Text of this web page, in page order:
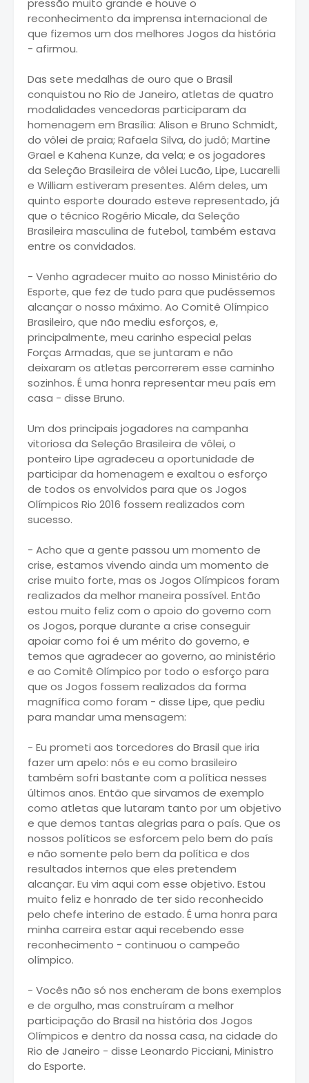
pressão muito grande e houve o
reconhecimento da imprensa internacional de
que fizemos um dos melhores Jogos da história
- afirmou.
Das sete medalhas de ouro que o Brasil
conquistou no Rio de Janeiro, atletas de quatro
modalidades vencedoras participaram da
homenagem em Brasília: Alison e Bruno Schmidt,
do vôlei de praia; Rafaela Silva, do judô; Martine
Grael e Kahena Kunze, da vela; e os jogadores
da Seleção Brasileira de vôlei Lucão, Lipe, Lucarelli
e William estiveram presentes. Além deles, um
quinto esporte dourado esteve representado, já
que o técnico Rogério Micale, da Seleção
Brasileira masculina de futebol, também estava
entre os convidados.
- Venho agradecer muito ao nosso Ministério do
Esporte, que fez de tudo para que pudéssemos
alcançar o nosso máximo. Ao Comitê Olímpico
Brasileiro, que não mediu esforços, e,
principalmente, meu carinho especial pelas
Forças Armadas, que se juntaram e não
deixaram os atletas percorrerem esse caminho
sozinhos. É uma honra representar meu país em
casa - disse Bruno.
Um dos principais jogadores na campanha
vitoriosa da Seleção Brasileira de vôlei, o
ponteiro Lipe agradeceu a oportunidade de
participar da homenagem e exaltou o esforço
de todos os envolvidos para que os Jogos
Olímpicos Rio 2016 fossem realizados com
sucesso.
- Acho que a gente passou um momento de
crise, estamos vivendo ainda um momento de
crise muito forte, mas os Jogos Olímpicos foram
realizados da melhor maneira possível. Então
estou muito feliz com o apoio do governo com
os Jogos, porque durante a crise conseguir
apoiar como foi é um mérito do governo, e
temos que agradecer ao governo, ao ministério
e ao Comitê Olímpico por todo o esforço para
que os Jogos fossem realizados da forma
magnífica como foram - disse Lipe, que pediu
para mandar uma mensagem:
- Eu prometi aos torcedores do Brasil que iria
fazer um apelo: nós e eu como brasileiro
também sofri bastante com a política nesses
últimos anos. Então que sirvamos de exemplo
como atletas que lutaram tanto por um objetivo
e que demos tantas alegrias para o país. Que os
nossos políticos se esforcem pelo bem do país
e não somente pelo bem da política e dos
resultados internos que eles pretendem
alcançar. Eu vim aqui com esse objetivo. Estou
muito feliz e honrado de ter sido reconhecido
pelo chefe interino de estado. É uma honra para
minha carreira estar aqui recebendo esse
reconhecimento - continuou o campeão
olímpico.
- Vocês não só nos encheram de bons exemplos
e de orgulho, mas construíram a melhor
participação do Brasil na história dos Jogos
Olímpicos e dentro da nossa casa, na cidade do
Rio de Janeiro - disse Leonardo Picciani, Ministro
do Esporte.